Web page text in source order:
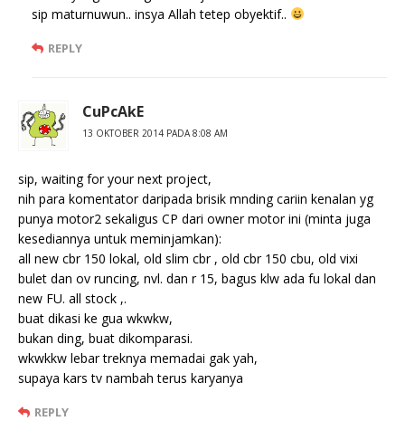
sip maturnuwun.. insya Allah tetep obyektif..
REPLY
CuPcAkE
13 OKTOBER 2014 PADA 8:08 AM
sip, waiting for your next project,
nih para komentator daripada brisik mnding cariin kenalan yg
punya motor2 sekaligus CP dari owner motor ini (minta juga
kesediannya untuk meminjamkan):
all new cbr 150 lokal, old slim cbr , old cbr 150 cbu, old vixi
bulet dan ov runcing, nvl. dan r 15, bagus klw ada fu lokal dan
new FU. all stock ,.
buat dikasi ke gua wkwkw,
bukan ding, buat dikomparasi.
wkwkkw lebar treknya memadai gak yah,
supaya kars tv nambah terus karyanya
REPLY